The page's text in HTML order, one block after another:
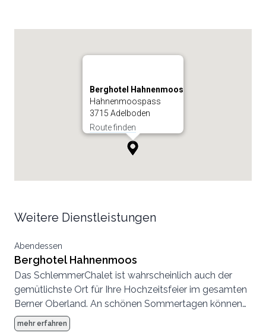
Berghotel Hahnenmoos
Hahnenmoospass
3715 Adelboden
Route finden
Weitere Dienstleistungen
Abendessen
Berghotel Hahnenmoos
Das SchlemmerChalet ist wahrscheinlich auch der
gemütlichste Ort für Ihre Hochzeitsfeier im gesamten
Berner Oberland. An schönen Sommertagen können
wir Ihnen direkt vor unserem Chalet auf der einmaligen
Panorama-Terrasse einen beeindruckenden Aperitif
mehr erfahren